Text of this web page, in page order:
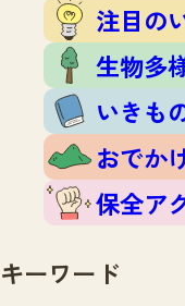
生物多様
いきもの
おでかけ
保全アク
いきもの
調査レポ
調査レポ
調査結果
ふくおか
マッチン
マッチン
掲載申し
お問合せ
注目の
生物多
いきも
おでか
保全ア
キーワード